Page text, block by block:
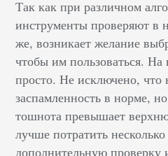
Так как при различном
инструменты проверяют в
же, возникает желание
чтобы им пользоваться. На
просто. Не исключено, что
заспамленность в норме,
тошнота превышает
лучше потратить
дополнительную